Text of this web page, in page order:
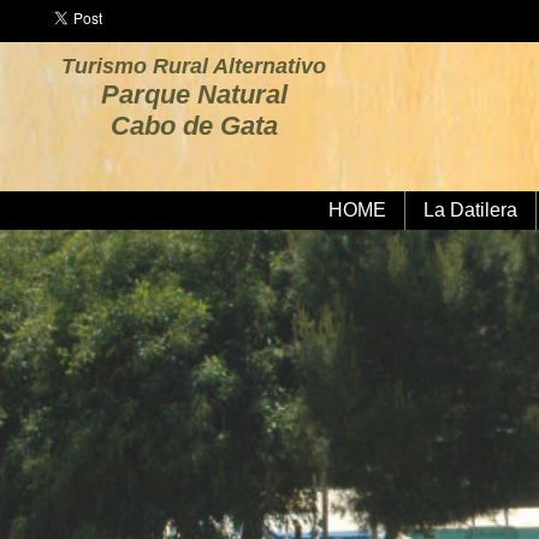
Turismo Rural Alternativo
Parque Natural
Cabo de Gata
HOME La Datilera